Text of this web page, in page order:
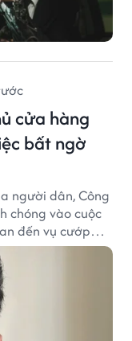
cửa hàng
bất ngờ
người dân, Công
chóng vào cuộc
đến vụ cướp
cầm đồ trên địa